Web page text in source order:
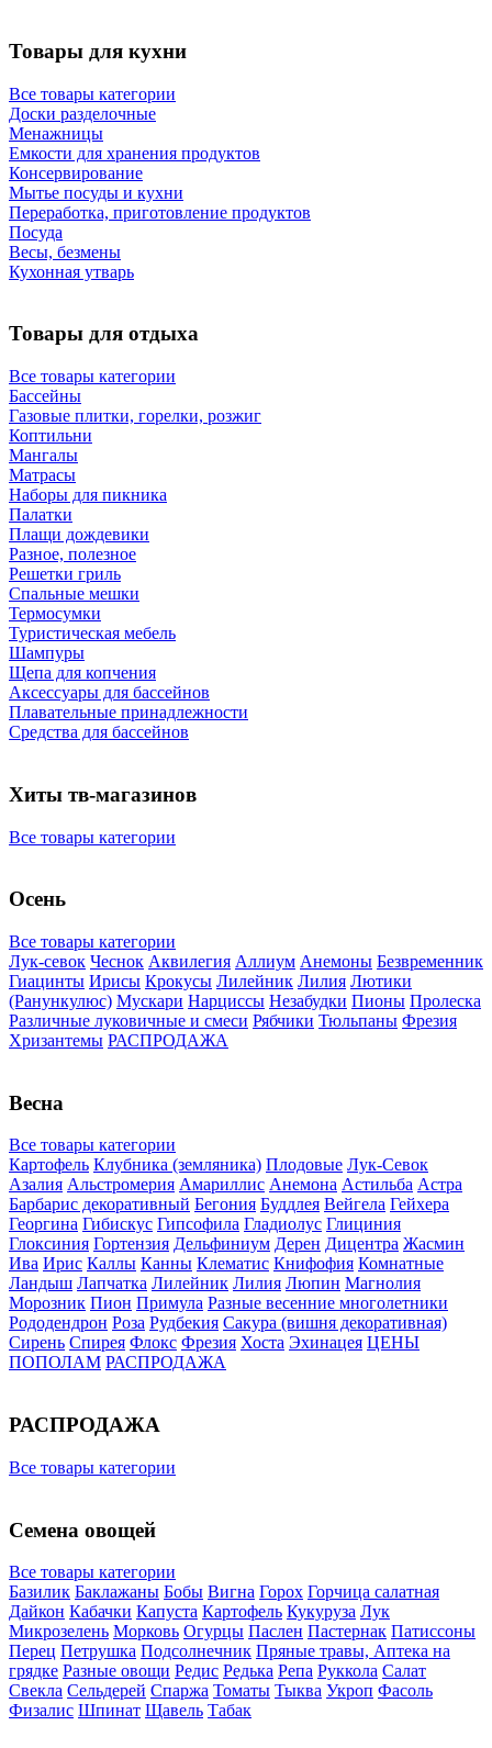
Товары для кухни
Все товары категории
Доски разделочные
Менажницы
Емкости для хранения продуктов
Консервирование
Мытье посуды и кухни
Переработка, приготовление продуктов
Посуда
Весы, безмены
Кухонная утварь
Товары для отдыха
Все товары категории
Бассейны
Газовые плитки, горелки, розжиг
Коптильни
Мангалы
Матрасы
Наборы для пикника
Палатки
Плащи дождевики
Разное, полезное
Решетки гриль
Спальные мешки
Термосумки
Туристическая мебель
Шампуры
Щепа для копчения
Аксессуары для бассейнов
Плавательные принадлежности
Средства для бассейнов
Хиты тв-магазинов
Все товары категории
Осень
Все товары категории
Лук-севок Чеснок Аквилегия Аллиум Анемоны Безвременник
Гиацинты Ирисы Крокусы Лилейник Лилия Лютики
(Ранункулюс) Мускари Нарцисcы Незабудки Пионы Пролеска
Различные луковичные и смеси Рябчики Тюльпаны Фрезия
Хризантемы РАСПРОДАЖА
Весна
Все товары категории
Картофель Клубника (земляника) Плодовые Лук-Севок
Азалия Альстромерия Амариллис Анемона Астильба Астра
Барбарис декоративный Бегония Буддлея Вейгела Гейхера
Георгина Гибискус Гипсофила Гладиолус Глициния
Глоксиния Гортензия Дельфиниум Дерен Дицентра Жасмин
Ива Ирис Каллы Канны Клематис Книфофия Комнатные
Ландыш Лапчатка Лилейник Лилия Люпин Магнолия
Морозник Пион Примула Разные весенние многолетники
Рододендрон Роза Рудбекия Сакура (вишня декоративная)
Сирень Спирея Флокс Фрезия Хоста Эхинацея ЦЕНЫ
ПОПОЛАМ РАСПРОДАЖА
РАСПРОДАЖА
Все товары категории
Семена овощей
Все товары категории
Базилик Баклажаны Бобы Вигна Горох Горчица салатная
Дайкон Кабачки Капуста Картофель Кукуруза Лук
Микрозелень Морковь Огурцы Паслен Пастернак Патиссоны
Перец Петрушка Подсолнечник Пряные травы, Аптека на
грядке Разные овощи Редис Редька Репа Руккола Салат
Свекла Сельдерей Спаржа Томаты Тыква Укроп Фасоль
Физалис Шпинат Щавель Табак